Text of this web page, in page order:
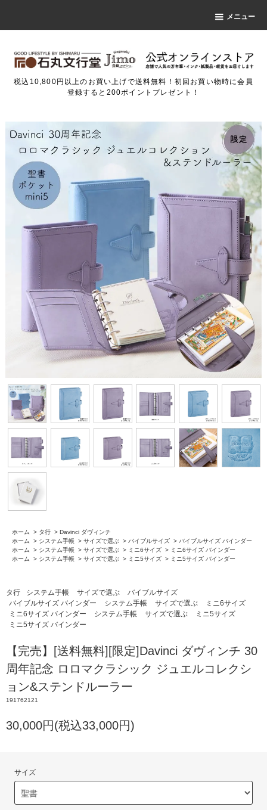
メニュー
税込10,800円以上のお買い上げで送料無料！初回お買い物時に会員
登録すると200ポイントプレゼント！
ホーム > タ行 > Davinci ダヴィンチ
ホーム
> システム手帳 > サイズで選ぶ > バイブルサイズ > バイブルサイズ バインダー
ホーム
> システム手帳 > サイズで選ぶ > ミニ6サイズ > ミニ6サイズ バインダー
ホーム
> システム手帳 > サイズで選ぶ > ミニ5サイズ > ミニ5サイズ バインダー
タ行 システム手帳 サイズで選ぶ
バイブルサイズ
バイブルサイズ バインダー
システム手帳 サイズで選ぶ
ミニ6サイズ
ミニ6サイズ バインダー
システム手帳 サイズで選ぶ
ミニ5サイズ
ミニ5サイズ バインダー
【完売】[送料無料][限定]Davinci ダヴィンチ 30
周年記念 ロロマクラシック ジュエルコレクシ
ョン&ステンドルーラー
191762121
30,000円(税込33,000円)
サイズ